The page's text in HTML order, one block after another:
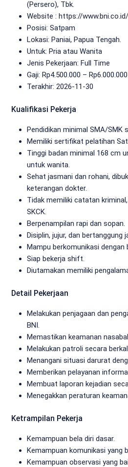
(Persero), Tbk.
Website : https://www.bni.co.id/
Posisi: Satpam
Lokasi: Paniai, Papua Tengah.
Untuk: Pria atau Wanita
Jenis Pekerjaan: Full Time
Gaji: Rp4.500.000 – Rp6.000.000
Terakhir: 2026-11-30
Kualifikasi Pekerja
Pendidikan minimal SMA/SMK
Memiliki sertifikat pelatihan
Tinggi badan minimal 168 cm
untuk wanita.
Sehat jasmani dan rohani,
keterangan dokter.
Tidak memiliki catatan
SKCK.
Berpenampilan rapi dan sopan.
Disiplin, jujur, dan bertanggung
Mampu berkomunikasi dengan
Siap bekerja shift.
Diutamakan memiliki
Detail Pekerjaan
Melakukan penjagaan dan
BNI.
Memastikan keamanan
Melakukan patroli secara
Menangani situasi darurat
Memberikan pelayanan
Membuat laporan kejadian
Menegakkan peraturan
Ketrampilan Pekerja
Kemampuan bela diri dasar.
Kemampuan komunikasi yang
Kemampuan observasi yang